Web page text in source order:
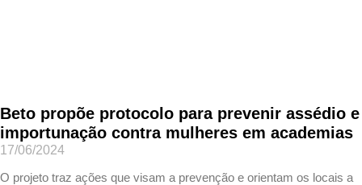
Beto propõe protocolo para prevenir assédio e
importunação contra mulheres em academias
17/06/2024
O projeto traz ações que visam a prevenção e orientam os locais a